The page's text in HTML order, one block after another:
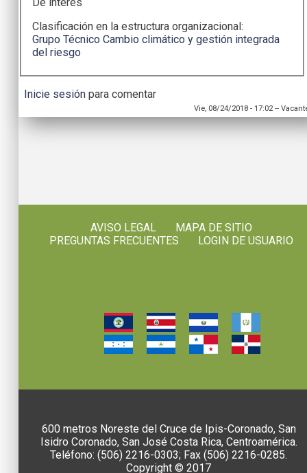
Clasificación en la estructura organizacional:
Grupo Técnico Cambio climático y gestión integrada
del riesgo
Inicie sesiónpara comentar
Vie, 08/24/2018 - 17:02--
AVISO LEGAL
MAPA DE SITIO
PREGUNTAS FRECUENTES
LOGIN DE USUARIO
600 metros Noreste del Cruce de Ipis-Coronado, San
Isidro Coronado, San José Costa Rica, Centroamérica.
Teléfono: (506) 2216-0303; Fax (506) 2216-0285.
Copyright © 2017